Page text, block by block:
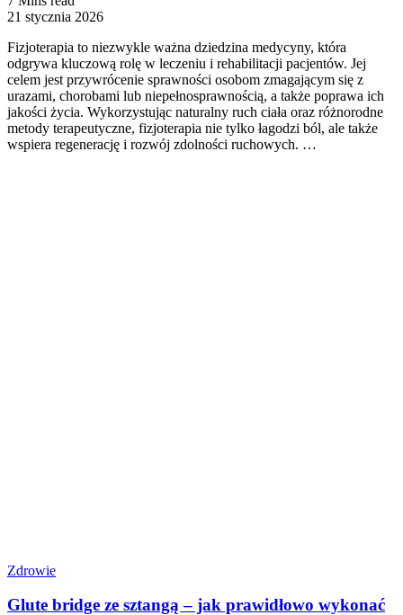
21 stycznia 2026
Fizjoterapia to niezwykle ważna dziedzina medycyny, która
odgrywa kluczową rolę w leczeniu i rehabilitacji pacjentów. Jej
celem jest przywrócenie sprawności osobom zmagającym się z
urazami, chorobami lub niepełnosprawnością, a także poprawa ich
jakości życia. Wykorzystując naturalny ruch ciała oraz różnorodne
metody terapeutyczne, fizjoterapia nie tylko łagodzi ból, ale także
wspiera regenerację i rozwój zdolności ruchowych. …
Zdrowie
Glute bridge ze sztangą – jak prawidłowo wykonać